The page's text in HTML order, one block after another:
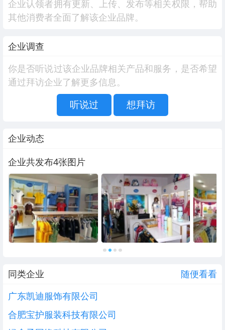
企业认领者拥有更新、上传、发布等相关权限，帮助
其他消费者全面了解该企业品牌。
企业调查
你是否听说过该企业品牌相关产品和服务，是否希望
通过拜访企业了解更多信息。
听说过 想拜访
企业动态
企业共发布4张图片
同类企业
随便看看
广东凯迪服饰有限公司
合肥宝护服装科技有限公司